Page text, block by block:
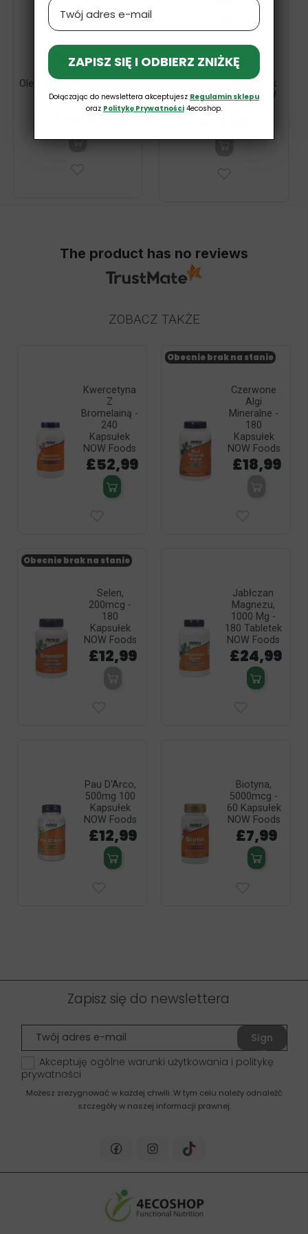
Olejek Eteryczny Z Golterii
30ml NOW Foods
Olejek Eteryczny, Olejek
Wetiwerowy 10ml NOW
Foods
The product has no reviews
ZOBACZ TAKŻE
Kwercetyna
Z
Bromelainą -
240
Kapsułek
NOW Foods
£52,99
Czerwone
Algi
Mineralne -
180
Kapsułek
NOW Foods
£18,99
Obecnie brak na stanie
Selen,
200mcg -
180
Kapsułek
NOW Foods
£12,99
Obecnie brak na stanie
Jabłczan
Magnezu,
1000 Mg -
180 Tabletek
NOW Foods
£24,99
Pau D'Arco,
500mg 100
Kapsułek
NOW Foods
£12,99
Biotyna,
5000mcg -
60 Kapsułek
NOW Foods
£7,99
Zapisz się do newslettera
Sign
up
Akceptuję ogólne warunki użytkowania i politykę
prywatności
Możesz zrezygnować w każdej chwili. W tym celu należy odnaleźć
szczegóły w naszej informacji prawnej.
Email
ZAPISZ SIĘ I ODBIERZ ZNIŻKĘ
Dołączając do newslettera akceptujesz Regulamin sklepu
oraz Politykę Prywatności 4ecoshop.